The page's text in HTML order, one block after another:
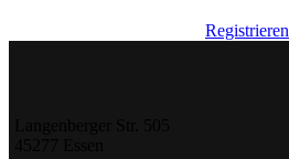
Registrieren